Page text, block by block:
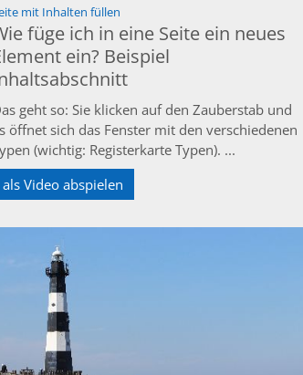
mit Inhalten füllen:
füge ich in eine Seite ein neues
ein? Beispiel
geht so: Sie klicken auf den Zauberstab und
öffnet sich das Fenster mit den verschiedenen
(wichtig: Registerkarte Typen). ...
als Video abspielen